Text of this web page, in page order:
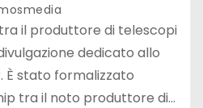
il produttore di telescopi
dedicato allo
È stato formalizzato
tra il noto produttore di…